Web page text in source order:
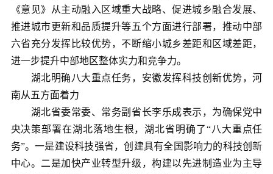
《意见》从主动融入区域重大战略、促进城乡融合发展、
推进城市更新和品质提升等五个方面进行部署，推动中部
六省充分发挥比较优势，不断缩小城乡差距和区域差距，
进一步提升中部地区整体实力和竞争力。
湖北明确八大重点任务，安徽发挥科技创新优势，河
南从五方面着力
湖北省委常委、常务副省长李乐成表示，为确保党中
央决策部署在湖北落地生根，湖北省明确了“八大重点任
务”。一是建设科技强省，创建具有全国影响力的科技创新
中心。二是加快产业转型升级，构建以先进制造业为主导